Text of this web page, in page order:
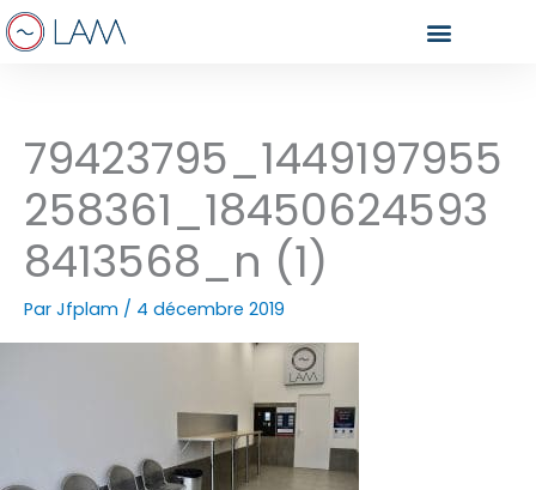
Aller
au
79423795_1449197955
258361_18450624593
8413568_n (1)
Par Jfplam / 4 décembre 2019